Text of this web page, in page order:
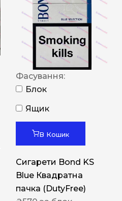
Фасування:
Блок
Ящик
В Кошик
Сигарети Bond KS
Blue Квадратна
пачка (DutyFree)